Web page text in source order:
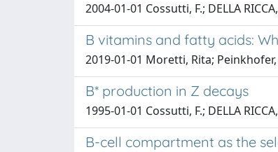
2004-01-01 Cossutti, F.; DELLA
B vitamins and fatty acids:
2019-01-01 Moretti, Rita;
B* production in Z decays
1995-01-01 Cossutti, F.; DELLA
B-cell compartment as the